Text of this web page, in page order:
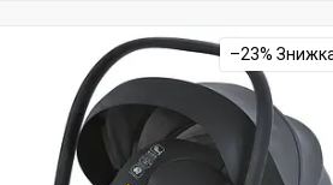
–23%